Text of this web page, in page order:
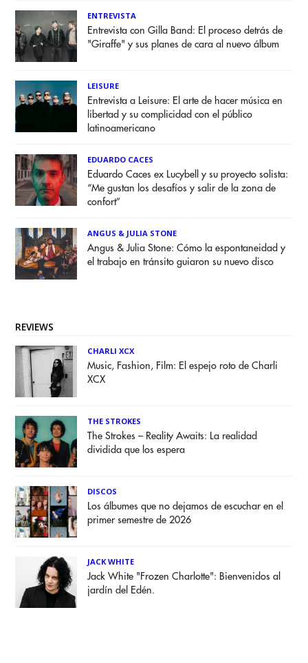
ENTREVISTA
Entrevista con Gilla Band: El proceso detrás de
"Giraffe" y sus planes de cara al nuevo álbum
LEISURE
Entrevista a Leisure: El arte de hacer música en
libertad y su complicidad con el público
latinoamericano
EDUARDO CACES
Eduardo Caces ex Lucybell y su proyecto solista:
“Me gustan los desafíos y salir de la zona de
confort”
ANGUS & JULIA STONE
Angus & Julia Stone: Cómo la espontaneidad y
el trabajo en tránsito guiaron su nuevo disco
REVIEWS
CHARLI XCX
Music, Fashion, Film: El espejo roto de Charli
XCX
THE STROKES
The Strokes – Reality Awaits: La realidad
dividida que los espera
DISCOS
Los álbumes que no dejamos de escuchar en el
primer semestre de 2026
JACK WHITE
Jack White "Frozen Charlotte": Bienvenidos al
jardín del Edén.